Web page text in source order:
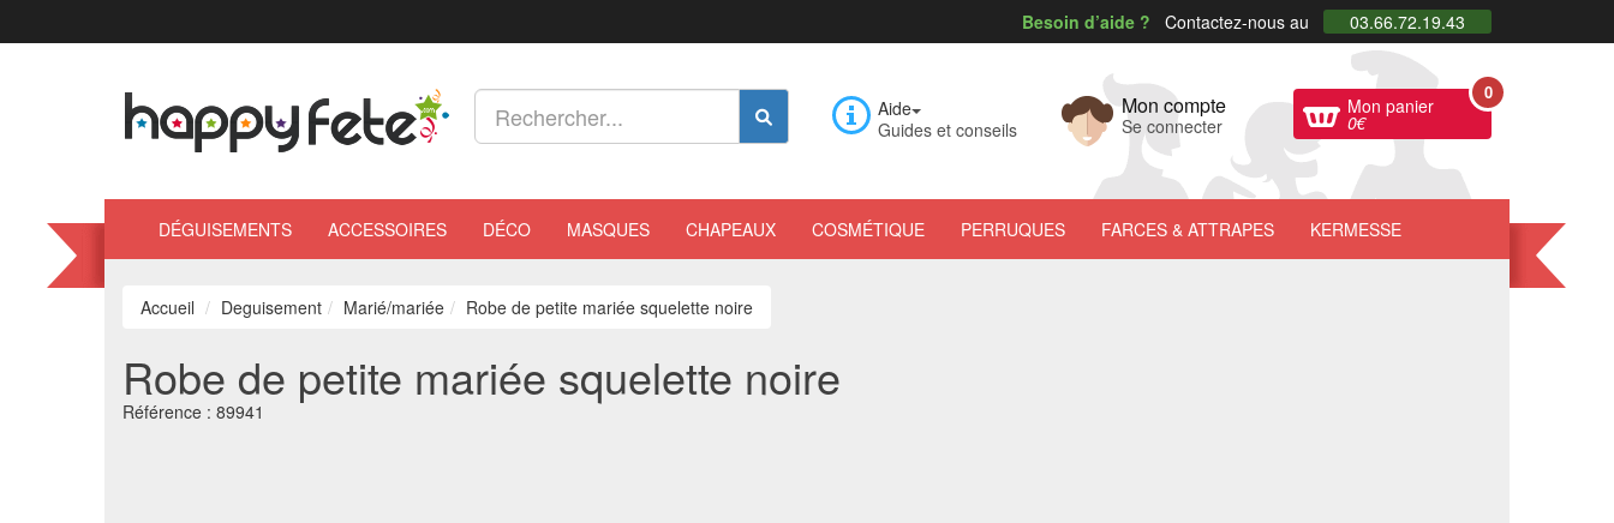
Besoin d’aide ? Contactez-nous au 03.66.72.19.43
Aide
Guides et conseils
Mon compte
Se connecter
Mon panier
0€
0
DÉGUISEMENTS ACCESSOIRES DÉCO MASQUES CHAPEAUX COSMÉTIQUE PERRUQUES FARCES & ATTRAPES KERMESSE
Accueil Deguisement Marié/mariée Robe de petite mariée squelette noire
Robe de petite mariée squelette noire
Référence : 89941